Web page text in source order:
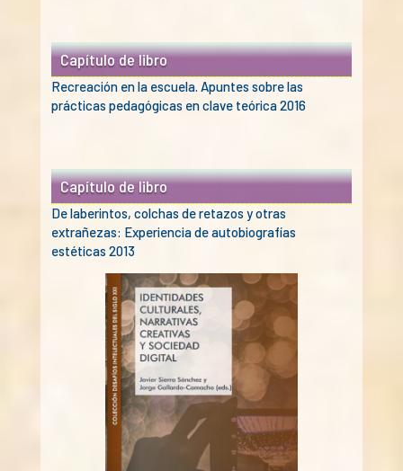
Capítulo de libro
Recreación en la escuela. Apuntes sobre las
prácticas pedagógicas en clave teórica 2016
Capítulo de libro
De laberintos, colchas de retazos y otras
extrañezas: Experiencia de autobiografías
estéticas 2013